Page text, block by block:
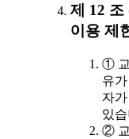
제 12 조
이용 제
① 교
유
자
있
② 교